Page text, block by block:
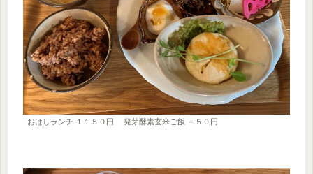
おはしランチ １１５０円 発芽酵素玄米ご飯 ＋５０円